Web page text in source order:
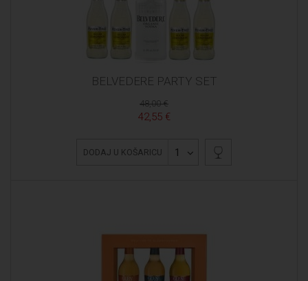
BELVEDERE PARTY SET
48,00 €
42,55 €
DODAJ U KOŠARICU 1